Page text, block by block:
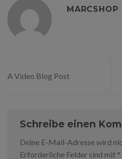
MARCSHOP
A Video Blog Post
Schreibe einen
Deine E-Mail-Adresse wird
Erforderliche Felder sind mit *